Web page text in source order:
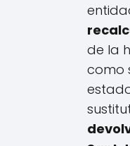
de la
como